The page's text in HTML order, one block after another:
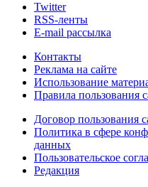
Twitter
RSS-ленты
E-mail рассылка
Контакты
Реклама на сайте
Использование
Правила пользования
Договор пользования
Политика в сфере
данных
Пользовательское
Редакция